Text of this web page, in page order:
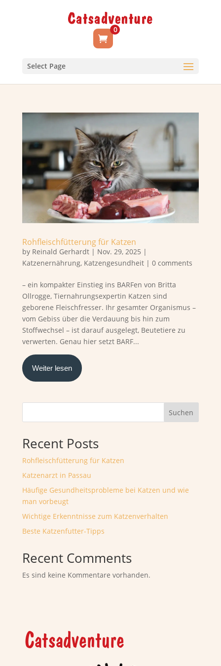
0
Select Page
Rohfleischfütterung für Katzen
by Reinald Gerhardt| Nov. 29, 2025 |
Katzenernährung, Katzengesundheit| 0 comments
– ein kompakter Einstieg ins BARFen von Britta
Ollrogge, Tiernahrungsexpertin Katzen sind
geborene Fleischfresser. Ihr gesamter Organismus –
vom Gebiss über die Verdauung bis hin zum
Stoffwechsel – ist darauf ausgelegt, Beutetiere zu
verwerten. Genau hier setzt BARF...
Weiter lesen
Suchen
Recent Posts
Rohfleischfütterung für Katzen
Katzenarzt in Passau
Häufige Gesundheitsprobleme bei Katzen und wie
man vorbeugt
Wichtige Erkenntnisse zum Katzenverhalten
Beste Katzenfutter-Tipps
Recent Comments
Es sind keine Kommentare vorhanden.
Catsadventure